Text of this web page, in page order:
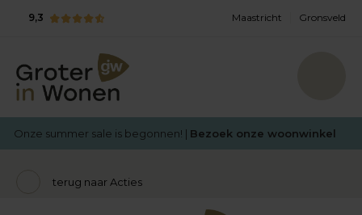
9,3 Maastricht Gronsveld
Onze summer sale is begonnen! | Bezoek onze woonwinkel
terug naar Acties